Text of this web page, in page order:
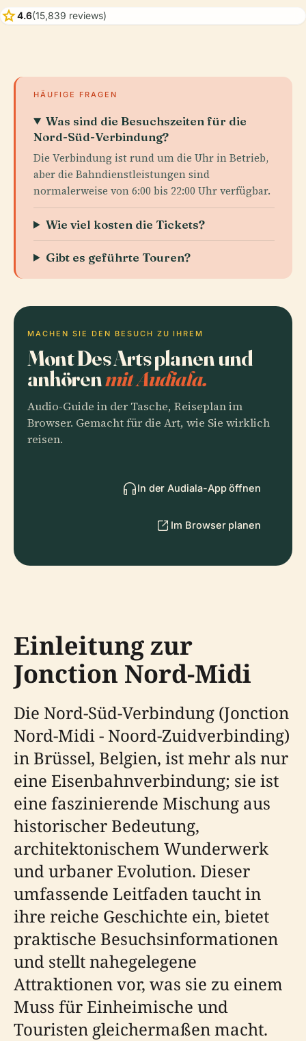
star4.6(15,839 reviews)
HÄUFIGE FRAGEN
Was sind die Besuchszeiten für die
Nord-Süd-Verbindung?
Die Verbindung ist rund um die Uhr in Betrieb,
aber die Bahndienstleistungen sind
normalerweise von 6:00 bis 22:00 Uhr verfügbar.
Wie viel kosten die Tickets?
Gibt es geführte Touren?
MACHEN SIE DEN BESUCH ZU IHREM
Mont Des Arts planen und
anhörenmit Audiala.
Audio-Guide in der Tasche, Reiseplan im
Browser. Gemacht für die Art, wie Sie wirklich
reisen.
In der Audiala-App öffnen
Im Browser planen
Einleitung zur
Jonction Nord-Midi
Die Nord-Süd-Verbindung (Jonction
Nord-Midi - Noord-Zuidverbinding)
in Brüssel, Belgien, ist mehr als nur
eine Eisenbahnverbindung; sie ist
eine faszinierende Mischung aus
historischer Bedeutung,
architektonischem Wunderwerk
und urbaner Evolution. Dieser
umfassende Leitfaden taucht in
ihre reiche Geschichte ein, bietet
praktische Besuchsinformationen
und stellt nahegelegene
Attraktionen vor, was sie zu einem
Muss für Einheimische und
Touristen gleichermaßen macht.